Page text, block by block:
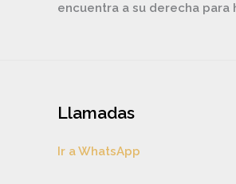
encuentra a su derecha
Llamadas
Ir a WhatsApp